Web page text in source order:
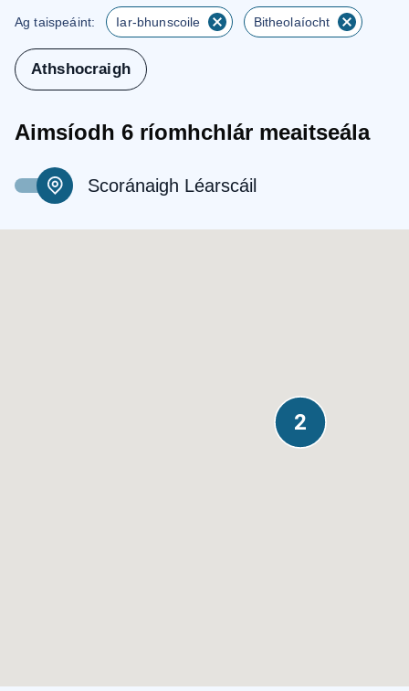
Ag taispeáint: Iar-bhunscoile Bitheolaíocht
Athshocraigh
Aimsíodh 6 ríomhchlár meaitseála
Scoránaigh Léarscáil
2